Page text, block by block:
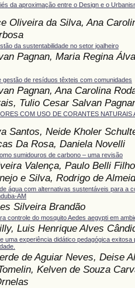
da aproximação entre o Design e o
Oliveira da Silva, Ana
da sustentabilidade no setor joalheiro
Pagnan, Maria Regina
gestão de resíduos têxteis com comunidades
Pagnan, Ana Carolina
Tulio Cesar Salvan
COM USO DE CORANTES NATURAIS
Santos, Neide Kholer
Da Rosa, Daniela Novelli
sumidouros de carbono – uma revisão
Valença, Paulo Belli
e Silva, Rodrigo de
água com alternativas sustentáveis para a
AM
Silveira Brandão
controle do mosquito Aedes aegypti em
Luis Henrique Alves
uma experiência didático pedagógica exitosa
de Aguiar Neves, Deise
Kelven de Souza